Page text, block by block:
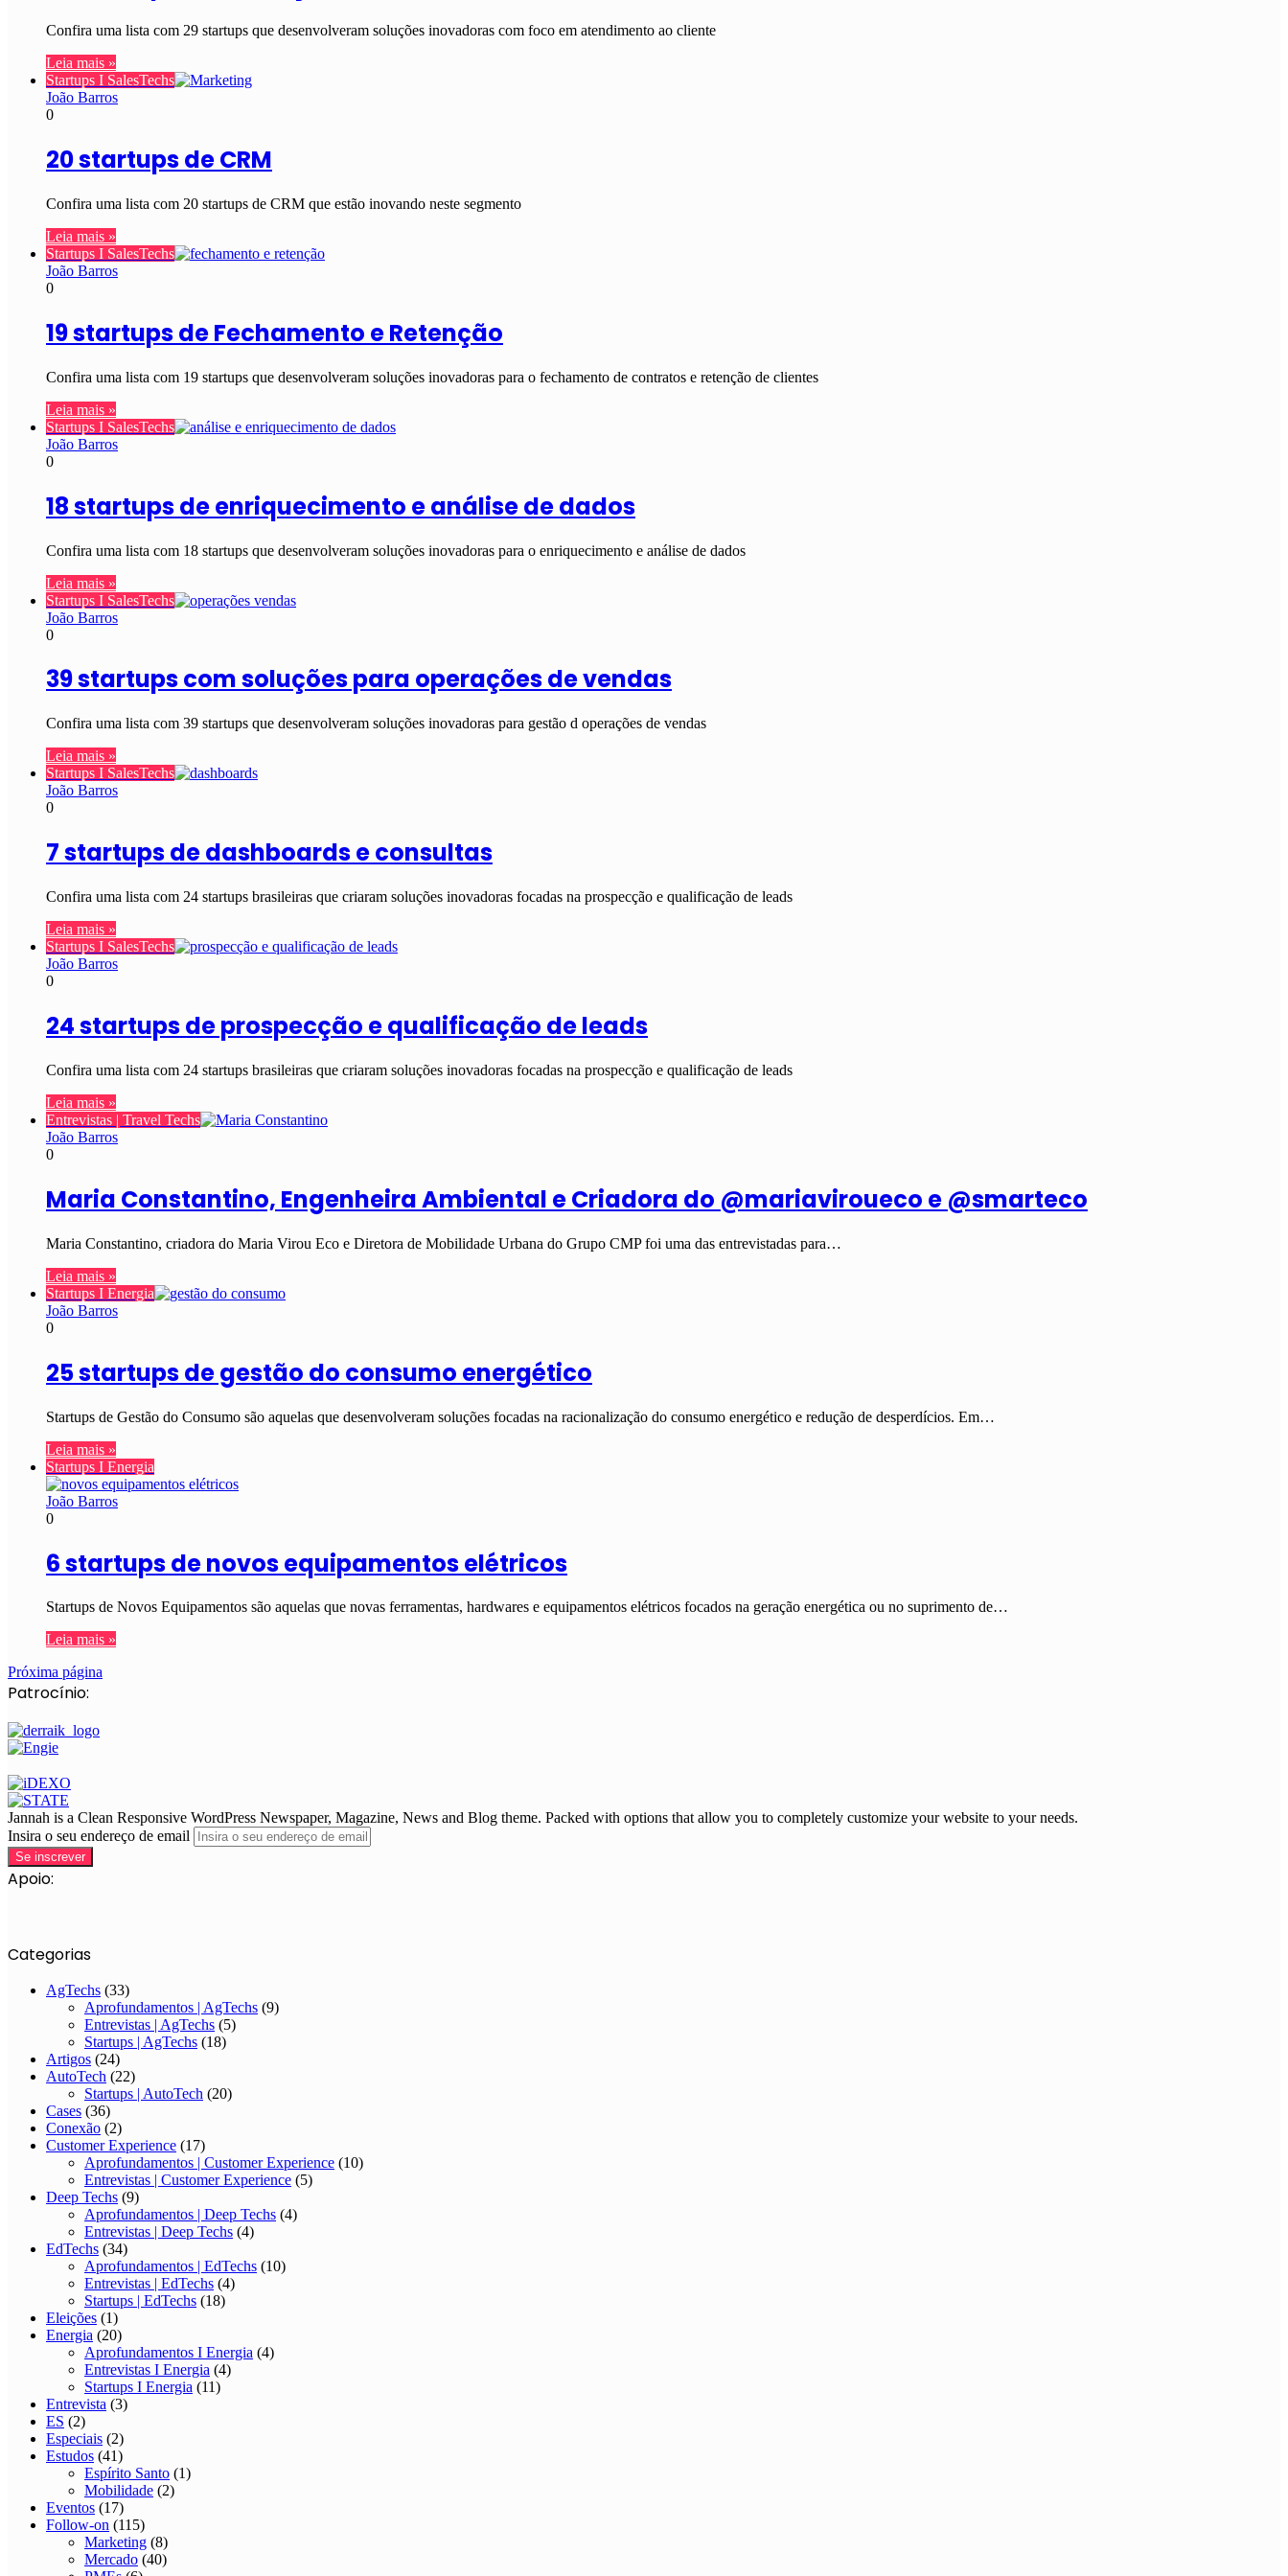
Confira uma lista com 29 startups que desenvolveram soluções inovadoras com foco em atendimento ao cliente
Leia mais »
Startups I SalesTechs
João Barros
0
20 startups de CRM
Confira uma lista com 20 startups de CRM que estão inovando neste segmento
Leia mais »
Startups I SalesTechs
João Barros
0
19 startups de Fechamento e Retenção
Confira uma lista com 19 startups que desenvolveram soluções inovadoras para o fechamento de contratos e retenção de clientes
Leia mais »
Startups I SalesTechs
João Barros
0
18 startups de enriquecimento e análise de dados
Confira uma lista com 18 startups que desenvolveram soluções inovadoras para o enriquecimento e análise de dados
Leia mais »
Startups I SalesTechs
João Barros
0
39 startups com soluções para operações de vendas
Confira uma lista com 39 startups que desenvolveram soluções inovadoras para gestão d operações de vendas
Leia mais »
Startups I SalesTechs
João Barros
0
7 startups de dashboards e consultas
Confira uma lista com 24 startups brasileiras que criaram soluções inovadoras focadas na prospecção e qualificação de leads
Leia mais »
Startups I SalesTechs
João Barros
0
24 startups de prospecção e qualificação de leads
Confira uma lista com 24 startups brasileiras que criaram soluções inovadoras focadas na prospecção e qualificação de leads
Leia mais »
Entrevistas | Travel Techs
João Barros
0
Maria Constantino, Engenheira Ambiental e Criadora do @mariaviroueco e @smarteco
Maria Constantino, criadora do Maria Virou Eco e Diretora de Mobilidade Urbana do Grupo CMP foi uma das entrevistadas para…
Leia mais »
Startups I Energia
João Barros
0
25 startups de gestão do consumo energético
Startups de Gestão do Consumo são aquelas que desenvolveram soluções focadas na racionalização do consumo energético e redução de desperdícios. Em…
Leia mais »
Startups I Energia
João Barros
0
6 startups de novos equipamentos elétricos
Startups de Novos Equipamentos são aquelas que novas ferramentas, hardwares e equipamentos elétricos focados na geração energética ou no suprimento de…
Leia mais »
Próxima página
Patrocínio:
Jannah is a Clean Responsive WordPress Newspaper, Magazine, News and Blog theme. Packed with options that allow you to completely customize your website to your needs.
Insira o seu endereço de email
Apoio:
Categorias
AgTechs (33)
Aprofundamentos | AgTechs (9)
Entrevistas | AgTechs (5)
Startups | AgTechs (18)
Artigos (24)
AutoTech (22)
Startups | AutoTech (20)
Cases (36)
Conexão (2)
Customer Experience (17)
Aprofundamentos | Customer Experience (10)
Entrevistas | Customer Experience (5)
Deep Techs (9)
Aprofundamentos | Deep Techs (4)
Entrevistas | Deep Techs (4)
EdTechs (34)
Aprofundamentos | EdTechs (10)
Entrevistas | EdTechs (4)
Startups | EdTechs (18)
Eleições (1)
Energia (20)
Aprofundamentos I Energia (4)
Entrevistas I Energia (4)
Startups I Energia (11)
Entrevista (3)
ES (2)
Especiais (2)
Estudos (41)
Espírito Santo (1)
Mobilidade (2)
Eventos (17)
Follow-on (115)
Marketing (8)
Mercado (40)